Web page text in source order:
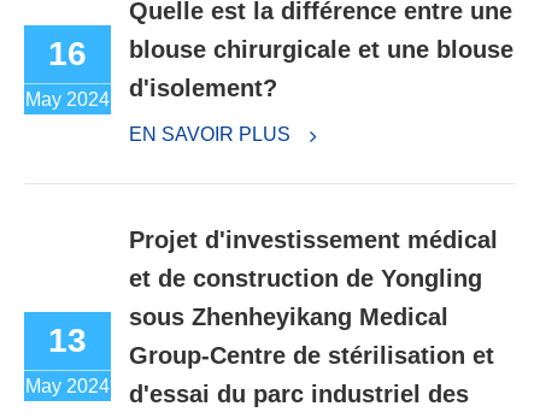
16
May 2024
Quelle est la différence entre une
blouse chirurgicale et une blouse
d'isolement?
EN SAVOIR PLUS
13
May 2024
Projet d'investissement médical
et de construction de Yongling
sous Zhenheyikang Medical
Group-Centre de stérilisation et
d'essai du parc industriel des